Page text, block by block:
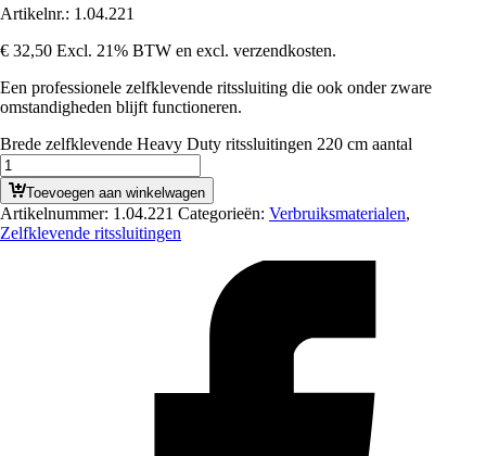
Artikelnr.: 1.04.221
€ 32,50 Excl. 21% BTW en excl. verzendkosten.
Een professionele zelfklevende ritssluiting die ook onder zware
omstandigheden blijft functioneren.
Brede zelfklevende Heavy Duty ritssluitingen 220 cm aantal
Toevoegen aan winkelwagen
Artikelnummer: 1.04.221 Categorieën: Verbruiksmaterialen,
Zelfklevende ritssluitingen